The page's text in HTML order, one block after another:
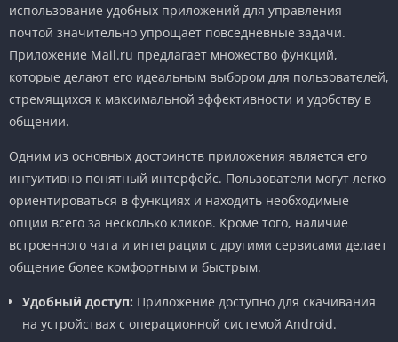
использование удобных приложений для управления
почтой значительно упрощает повседневные задачи.
Приложение Mail.ru предлагает множество функций,
которые делают его идеальным выбором для пользователей,
стремящихся к максимальной эффективности и удобству в
общении.
Одним из основных достоинств приложения является его
интуитивно понятный интерфейс. Пользователи могут легко
ориентироваться в функциях и находить необходимые
опции всего за несколько кликов. Кроме того, наличие
встроенного чата и интеграции с другими сервисами делает
общение более комфортным и быстрым.
Удобный доступ: Приложение доступно для скачивания
на устройствах с операционной системой Android.